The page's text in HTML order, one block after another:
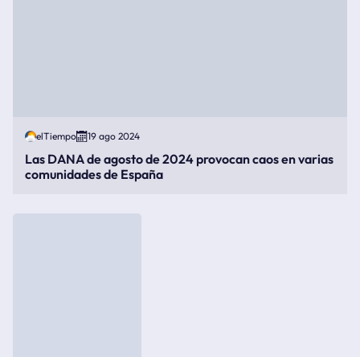
elTiempo 19 ago 2024
Las DANA de agosto de 2024 provocan caos en varias
comunidades de España